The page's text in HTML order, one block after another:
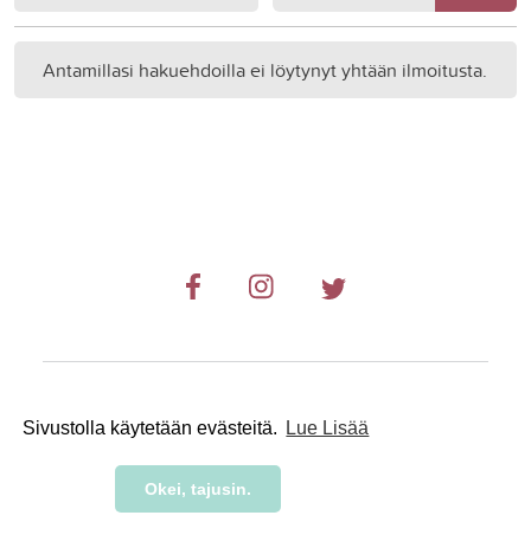
Sivustolla käytetään evästeitä. Lue Lisää
Okei, tajusin.
Antamillasi hakuehdoilla ei löytynyt yhtään ilmoitusta.